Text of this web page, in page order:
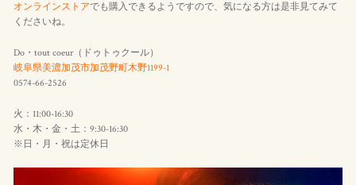
オンラインストアでも購入できるようですので、気になる方は是非見てみて
くださいね。
Do・tout coeur（ドゥトゥクール）
岐阜県美濃加茂市加茂野町木野1199-1
0574-66-2526
火：11:00-16:30
水・木・金・土：9:30-16:30
※日・月・祝は定休日